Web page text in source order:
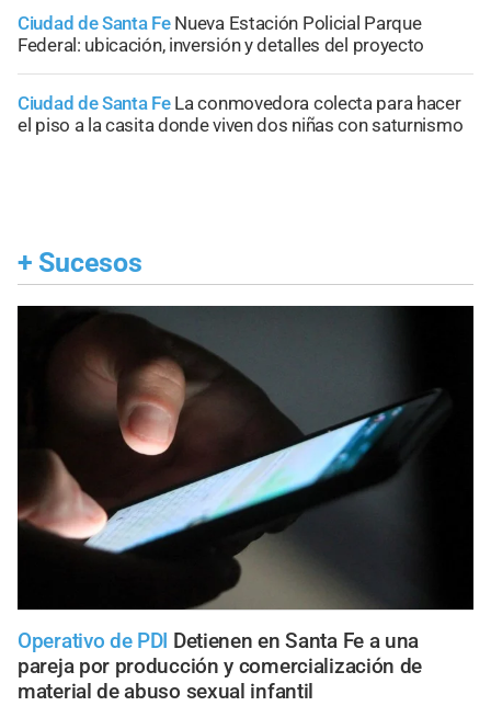
Ciudad de Santa Fe Nueva Estación Policial Parque
Federal: ubicación, inversión y detalles del proyecto
Ciudad de Santa Fe La conmovedora colecta para hacer
el piso a la casita donde viven dos niñas con saturnismo
+ Sucesos
Operativo de PDI Detienen en Santa Fe a una
pareja por producción y comercialización de
material de abuso sexual infantil